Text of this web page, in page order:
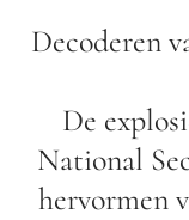
Decoderen
De
National
hervormen